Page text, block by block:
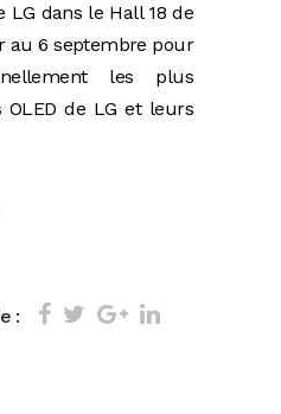
LG dans le Hall 18 de
au 6 septembre pour
les plus
OLED de LG et leurs
: